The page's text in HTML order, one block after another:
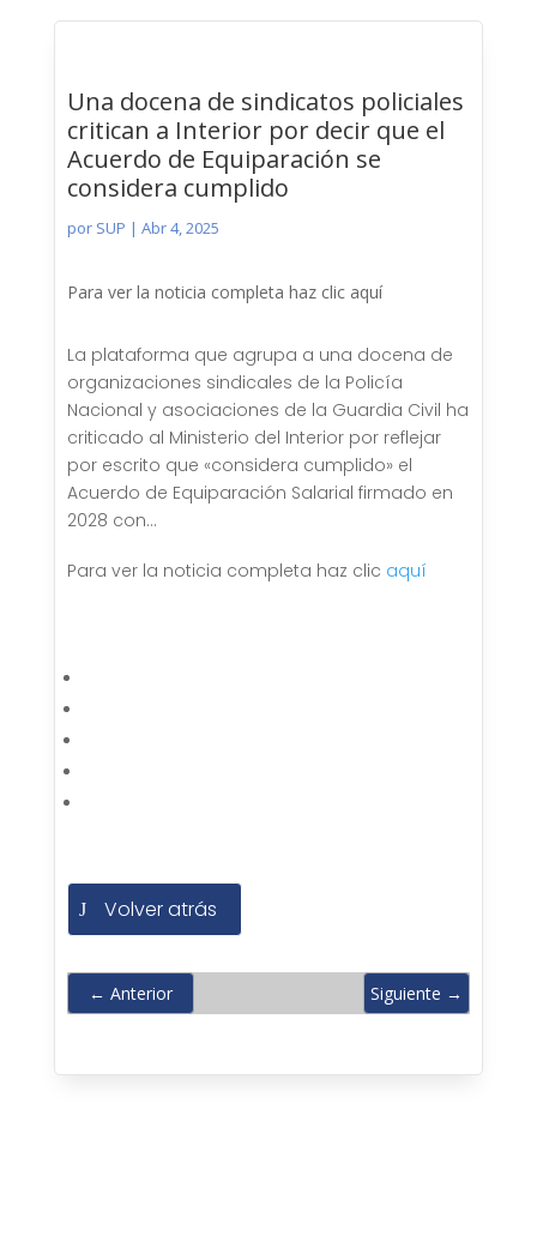
Una docena de sindicatos policiales
critican a Interior por decir que el
Acuerdo de Equiparación se
considera cumplido
por SUP | Abr 4, 2025
Para ver la noticia completa haz clic aquí
La plataforma que agrupa a una docena de
organizaciones sindicales de la Policía
Nacional y asociaciones de la Guardia Civil ha
criticado al Ministerio del Interior por reflejar
por escrito que «considera cumplido» el
Acuerdo de Equiparación Salarial firmado en
2028 con…
Para ver la noticia completa haz clic aquí
Volver atrás
← Anterior Siguiente →